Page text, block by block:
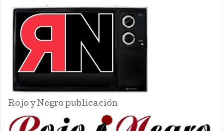
Rojo y Negro publicación